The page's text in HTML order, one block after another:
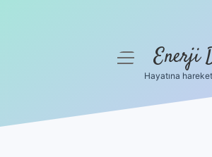
menüyüEnerji
Hayatına